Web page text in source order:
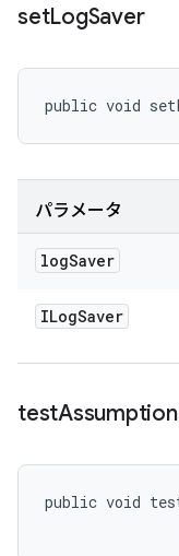
setLogSaver
public void
パラメータ
logSaver
ILogSaver
testAssumption
public void